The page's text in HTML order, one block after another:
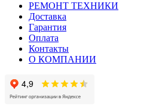
РЕМОНТ ТЕХНИКИ
Доставка
Гарантия
Оплата
Контакты
О КОМПАНИИ